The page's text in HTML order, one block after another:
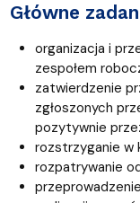
Główne
organizacja i
zespołem
zatwierdzenie
zgłoszonych
pozytywnie
rozstrzyganie w
rozpatrywanie